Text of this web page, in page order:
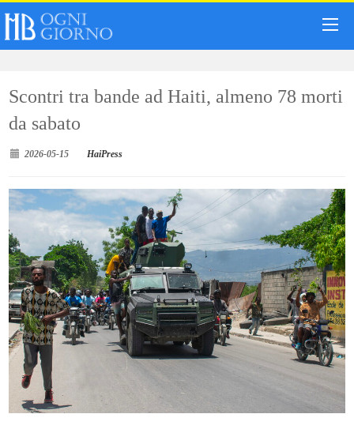
Scontri tra bande ad Haiti, almeno 78 morti
da sabato
2026-05-15 HaiPress